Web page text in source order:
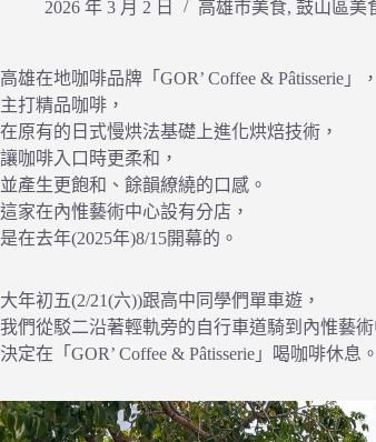
2026 年 3 月 2 日 高雄市美食, 鼓山區美
高雄在地咖啡品牌「GOR’ Coffee & Pâtisserie」，
主打精品咖啡，
在原有的日式慢烘法基礎上進化烘焙技術，
讓咖啡入口時更柔和，
並產生更飽和、餘韻繚繞的口感。
這家在內惟藝術中心設有分店，
是在去年(2025年)8/15開幕的。
大年初五(2/21(六))跟高中同學們單車遊，
我們從駁二沿著輕軌旁的自行車道騎到內惟藝術
決定在「GOR’ Coffee & Pâtisserie」喝咖啡休息。